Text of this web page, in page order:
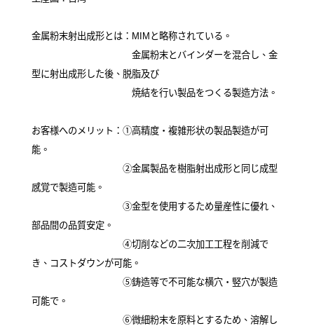
金属粉末射出成形とは：MIMと略称されている。
金属粉末とバインダーを混合し、金
型に射出成形した後、脱脂及び
焼結を行い製品をつくる製造方法。
お客様へのメリット：①高精度・複雑形状の製品製造が可
能。
②金属製品を樹脂射出成形と同じ成型
感覚で製造可能。
③金型を使用するため量産性に優れ、
部品間の品質安定。
④切削などの二次加工工程を削減で
き、コストダウンが可能。
⑤鋳造等で不可能な横穴・竪穴が製造
可能で。
⑥微細粉末を原料とするため、溶解し